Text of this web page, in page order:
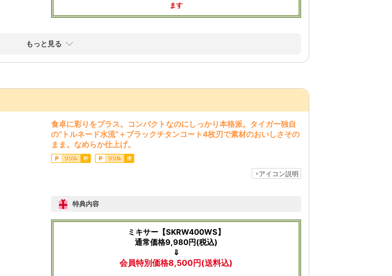
ます
もっと見る
食卓に彩りをプラス。コンパクトなのにしっかり本格派。タイガー独自
の“トルネード水流”＋ブラックチタンコート4枚刃で素材のおいしさその
まま。なめらか仕上げ。
アイコン説明
特典内容
ミキサー【SKRW400WS】
通常価格9,980円(税込)
⇓
会員特別価格8,500円(送料込)